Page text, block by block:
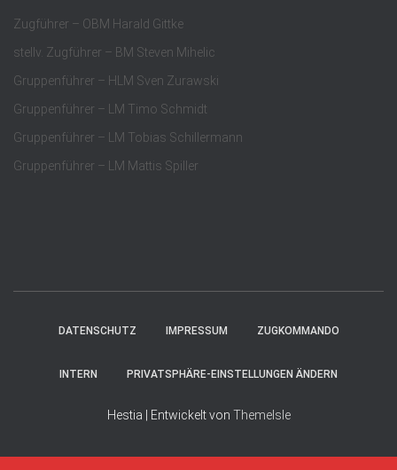
Zugführer – OBM Harald Gittke
stellv. Zugführer – BM Steven Mihelic
Gruppenführer – HLM Sven Zurawski
Gruppenführer – LM Timo Schmidt
Gruppenführer – LM Tobias Schillermann
Gruppenführer – LM Mattis Spiller
DATENSCHUTZ IMPRESSUM ZUGKOMMANDO
INTERN PRIVATSPHÄRE-EINSTELLUNGEN ÄNDERN
Hestia | Entwickelt von ThemeIsle